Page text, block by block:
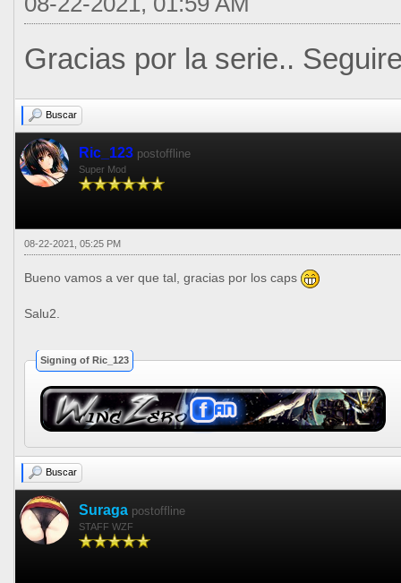
Gracias por la serie..
Buscar
Ric_123 postoffline
Super Mod
08-22-2021, 05:25 PM
Bueno vamos a ver que tal, gracias por los caps
Salu2.
Signing of Ric_123
Buscar
Suraga postoffline
STAFF WZF